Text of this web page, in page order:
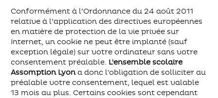
Conformément à l’Ordonnance du 24 août 2011
relative à l’application des directives européennes
en matière de protection de la vie privée sur
Internet, un cookie ne peut être implanté (sauf
exception légale) sur votre ordinateur sans votre
consentement préalable. L'ensemble scolaire
Assomption Lyona donc l'obligation de solliciter au
préalable votre consentement, lequel est valable
13 mois au plus. Certains cookies sont cependant